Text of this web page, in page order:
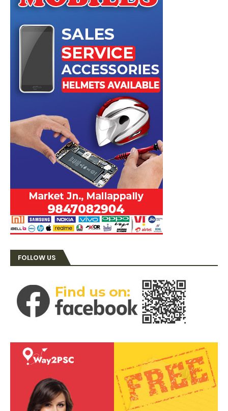
FOLLOW US